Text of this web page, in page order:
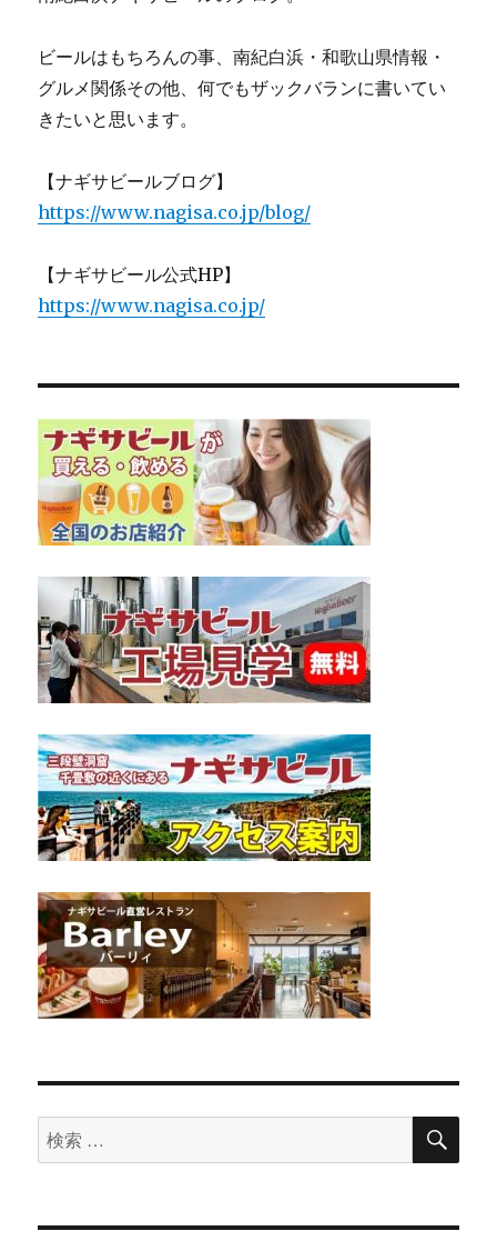
ビールはもちろんの事、南紀白浜・和歌山県情報・
グルメ関係その他、何でもザックバランに書いてい
きたいと思います。
【ナギサビールブログ】
https://www.nagisa.co.jp/blog/
【ナギサビール公式HP】
https://www.nagisa.co.jp/
検
索
象:
検